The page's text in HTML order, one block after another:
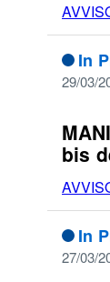
In
29/03/
bis
In
27/03/